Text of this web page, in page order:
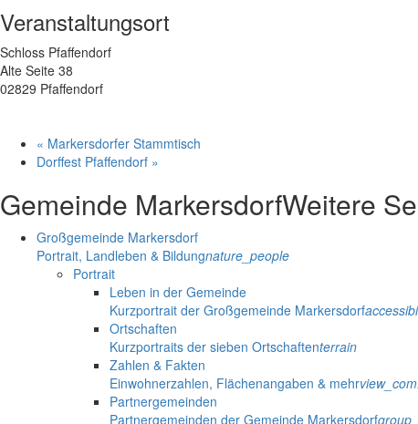
Veranstaltungsort
Schloss Pfaffendorf
Alte Seite 38
02829 Pfaffendorf
« Markersdorfer Stammtisch
Dorffest Pfaffendorf »
Gemeinde MarkersdorfWeitere
Großgemeinde Markersdorf
Portrait, Landleben & Bildungnature_people
Portrait
Leben in der Gemeinde
Kurzportrait der Großgemeinde Markersdorf
Ortschaften
Kurzportraits der sieben Ortschaftenterrain
Zahlen & Fakten
Einwohnerzahlen, Flächenangaben & mehr
Partnergemeinden
Partnergemeinden der Gemeinde Markersdorf